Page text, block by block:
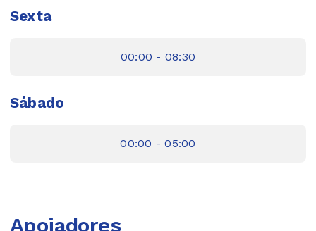
Sexta
00:00 - 08:30
Sábado
00:00 - 05:00
Apoiadores